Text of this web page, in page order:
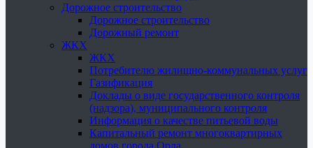
Дорожное строительство
Дорожное строительство
Дорожный ремонт
ЖКХ
ЖКХ
Потребителю жилищно-коммунальных услуг
Газификация
Доклады о виде государственного контроля
(надзора), муниципального контроля
Информация о качестве питьевой воды
Капитальный ремонт многоквартирных
домов города Орла